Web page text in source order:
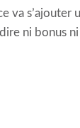
va s’ajouter
ni bonus ni